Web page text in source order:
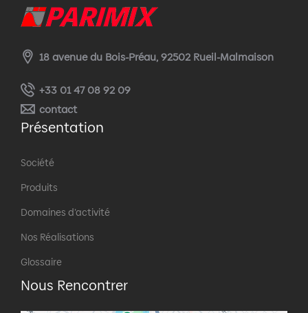
18 avenue du Bois-Préau, 92502 Rueil-Malmaison
+33 01 47 08 92 09
contact
Présentation
Société
Produits
Domaines d’activité
Nos Réalisations
Glossaire
Nous Rencontrer